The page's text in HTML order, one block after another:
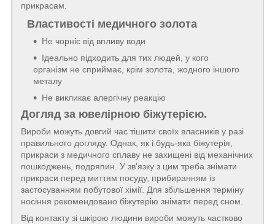
прикрасам.
Властивості медичного золота
Не чорніє від впливу води
Ідеально підходить для тих людей, у кого
організм не сприймає, крім золота, жодного іншого
металу
Не викликає алергічну реакцію
Догляд за ювелірною біжутерією.
Вироби можуть довгий час тішити своїх власників у разі
правильного догляду. Однак, як і будь-яка біжутерія,
прикраси з медичного сплаву не захищені від механічних
пошкоджень, подряпин. У зв'язку з цим треба знімати
прикраси перед миттям посуду, прибиранням із
застосуванням побутової хімії. Для збільшення терміну
носіння рекомендовано біжутерію знімати перед сном.
Від контакту зі шкірою людини вироби можуть частково